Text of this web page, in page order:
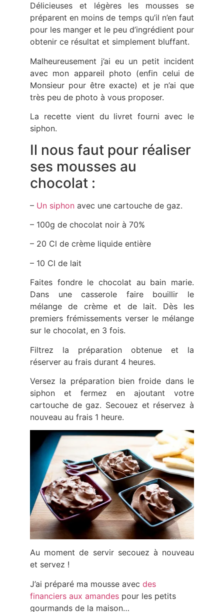
Délicieuses et légères les mousses se
préparent en moins de temps qu’il n’en faut
pour les manger et le peu d’ingrédient pour
obtenir ce résultat et simplement bluffant.
Malheureusement j’ai eu un petit incident
avec mon appareil photo (enfin celui de
Monsieur pour être exacte) et je n’ai que
très peu de photo à vous proposer.
La recette vient du livret fourni avec le
siphon.
Il nous faut pour réaliser
ses mousses au
chocolat :
– Un siphon avec une cartouche de gaz.
– 100g de chocolat noir à 70%
– 20 Cl de crème liquide entière
– 10 Cl de lait
Faites fondre le chocolat au bain marie.
Dans une casserole faire bouillir le
mélange de crème et de lait. Dès les
premiers frémissements verser le mélange
sur le chocolat, en 3 fois.
Filtrez la préparation obtenue et la
réserver au frais durant 4 heures.
Versez la préparation bien froide dans le
siphon et fermez en ajoutant votre
cartouche de gaz. Secouez et réservez à
nouveau au frais 1 heure.
Au moment de servir secouez à nouveau
et servez !
J’ai préparé ma mousse avec des
financiers aux amandes pour les petits
gourmands de la maison…